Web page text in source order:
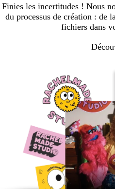
Finies les incertitudes ! Nous
du processus de création : de
fichiers dans